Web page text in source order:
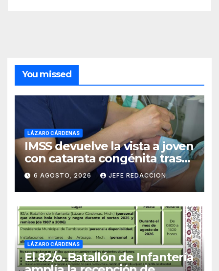
You missed
LÁZARO CÁRDENAS
IMSS devuelve la vista a joven
con catarata congénita tras
23 años de limitación visual
6 AGOSTO, 2026 JEFE REDACCION
LÁZARO CÁRDENAS
El 82/o. Batallón de Infantería